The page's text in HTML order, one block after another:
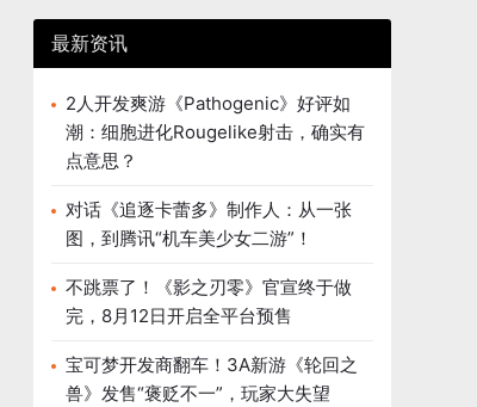
最新资讯
2人开发爽游《Pathogenic》好评如
潮：细胞进化Rougelike射击，确实有
点意思？
对话《追逐卡蕾多》制作人：从一张
图，到腾讯“机车美少女二游”！
不跳票了！《影之刃零》官宣终于做
完，8月12日开启全平台预售
宝可梦开发商翻车！3A新游《轮回之
兽》发售“褒贬不一”，玩家大失望